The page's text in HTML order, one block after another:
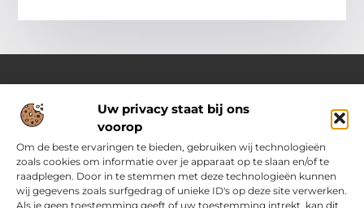
Uw privacy staat bij ons
voorop
Om de beste ervaringen te bieden, gebruiken wij technologieën
zoals cookies om informatie over je apparaat op te slaan en/of te
raadplegen. Door in te stemmen met deze technologieën kunnen
wij gegevens zoals surfgedrag of unieke ID's op deze site verwerken.
Als je geen toestemming geeft of uw toestemming intrekt, kan dit
Over Passievoorinternet
Jouw bron voor frisse ideeën en handige tips
Laat je inspireren door een gevarieerde selectie aan blogs en
artikelen vol praktische adviezen, slimme inzichten en
motiverende verhalen die je dagelijks leven nét dat beetje
makkelijker en leuker maken.